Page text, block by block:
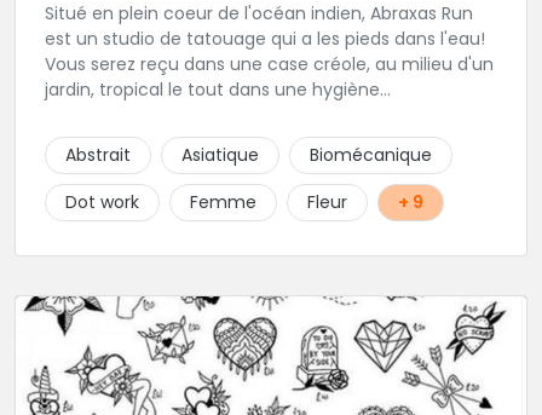
Situé en plein coeur de l'océan indien, Abraxas Run
est un studio de tatouage qui a les pieds dans l'eau!
Vous serez reçu dans une case créole, au milieu d'un
jardin, tropical le tout dans une hygiène
choix de bijoux et uniquement dans des matières
biocompatibles! Vous le trouverez à Saint-Gilles les
Bains...les doigts de pieds en éventail...
Abstrait Asiatique
Biomécanique
Dot work
Femme Fleur + 9